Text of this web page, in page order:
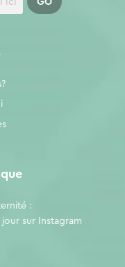
:
jour sur
Instagram